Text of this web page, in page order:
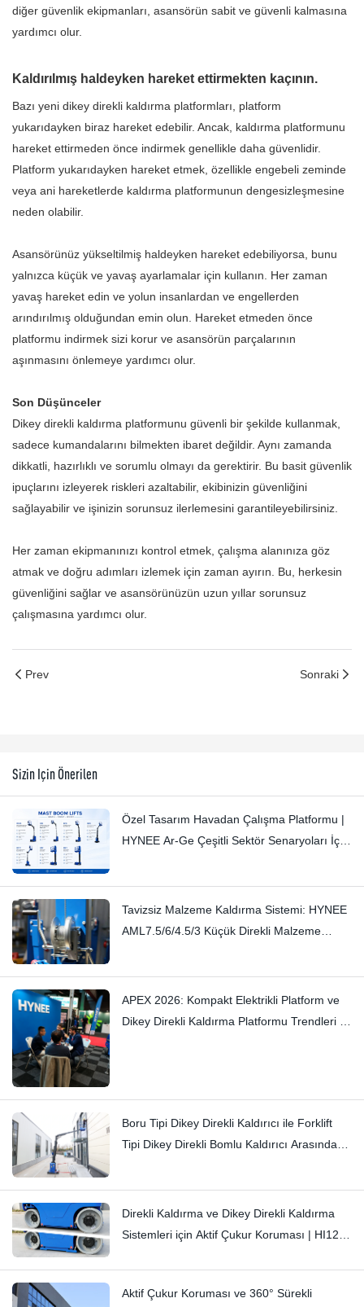
diğer güvenlik ekipmanları, asansörün sabit ve güvenli kalmasına
yardımcı olur.
Kaldırılmış haldeyken hareket ettirmekten kaçının.
Bazı yeni dikey direkli kaldırma platformları, platform
yukarıdayken biraz hareket edebilir. Ancak, kaldırma platformunu
hareket ettirmeden önce indirmek genellikle daha güvenlidir.
Platform yukarıdayken hareket etmek, özellikle engebeli zeminde
veya ani hareketlerde kaldırma platformunun dengesizleşmesine
neden olabilir.
Asansörünüz yükseltilmiş haldeyken hareket edebiliyorsa, bunu
yalnızca küçük ve yavaş ayarlamalar için kullanın. Her zaman
yavaş hareket edin ve yolun insanlardan ve engellerden
arındırılmış olduğundan emin olun. Hareket etmeden önce
platformu indirmek sizi korur ve asansörün parçalarının
aşınmasını önlemeye yardımcı olur.
Son Düşünceler
Dikey direkli kaldırma platformunu güvenli bir şekilde kullanmak,
sadece kumandalarını bilmekten ibaret değildir. Aynı zamanda
dikkatli, hazırlıklı ve sorumlu olmayı da gerektirir. Bu basit güvenlik
ipuçlarını izleyerek riskleri azaltabilir, ekibinizin güvenliğini
sağlayabilir ve işinizin sorunsuz ilerlemesini garantileyebilirsiniz.
Her zaman ekipmanınızı kontrol etmek, çalışma alanınıza göz
atmak ve doğru adımları izlemek için zaman ayırın. Bu, herkesin
güvenliğini sağlar ve asansörünüzün uzun yıllar sorunsuz
çalışmasına yardımcı olur.
Prev Sonraki
Sizin Için Önerilen
Özel Tasarım Havadan Çalışma Platformu |
HYNEE Ar-Ge Çeşitli Sektör Senaryoları İçin
Tavizsiz Malzeme Kaldırma Sistemi: HYNEE
AML7.5/6/4.5/3 Küçük Direkli Malzeme
APEX 2026: Kompakt Elektrikli Platform ve
Dikey Direkli Kaldırma Platformu Trendleri —
Boru Tipi Dikey Direkli Kaldırıcı ile Forklift
Tipi Dikey Direkli Bomlu Kaldırıcı Arasındaki
Direkli Kaldırma ve Dikey Direkli Kaldırma
Sistemleri için Aktif Çukur Koruması | HI12N
Aktif Çukur Koruması ve 360° Sürekli